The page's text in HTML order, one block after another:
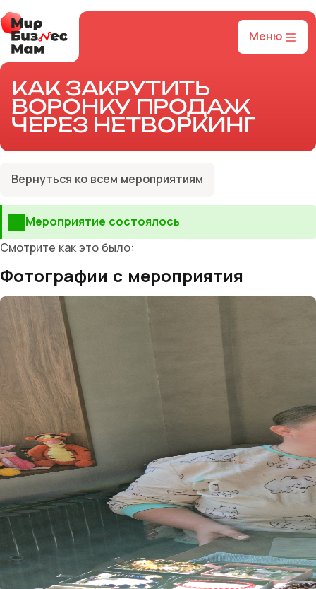
Меню
КАК ЗАКРУТИТЬ
ВОРОНКУ ПРОДАЖ
ЧЕРЕЗ НЕТВОРКИНГ
Вернуться ко всем мероприятиям
Мероприятие состоялось
Смотрите как это было:
Фотографии с мероприятия